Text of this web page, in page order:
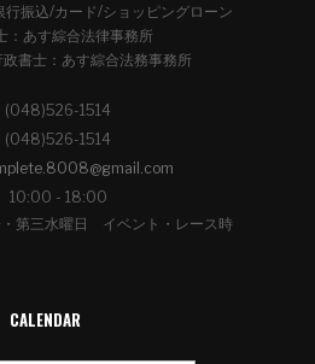
行振込/カード/ショッピングローン
：あす綜合法律事務所
書士：あす綜合法務事務所
(048)526-1514
(048)526-1514
10:00 - 18:00
第三水曜日 イベント・レース時
CALENDAR